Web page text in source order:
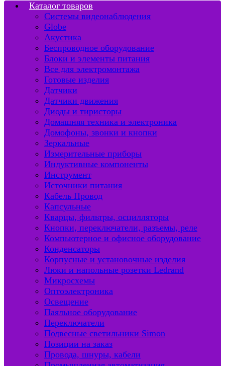
Каталог товаров
Системы видеонаблюдения
Globe
Акустика
Беспроводное оборудование
Блоки и элементы питания
Все для электромонтажа
Готовые изделия
Датчики
Датчики движения
Диоды и тиристоры
Домашняя техника и электроника
Домофоны, звонки и кнопки
Зеркальные
Измерительные приборы
Индуктивные компоненты
Инструмент
Источники питания
Кабель Провод
Капсульные
Кварцы, фильтры, осцилляторы
Кнопки, переключатели, разъемы, реле
Компьютерное и офисное оборудование
Конденсаторы
Корпусные и установочные изделия
Люки и напольные розетки Ledrand
Микросхемы
Оптоэлектроника
Освещение
Паяльное оборудование
Переключатели
Подвесные светильники Simon
Позиции на заказ
Провода, шнуры, кабели